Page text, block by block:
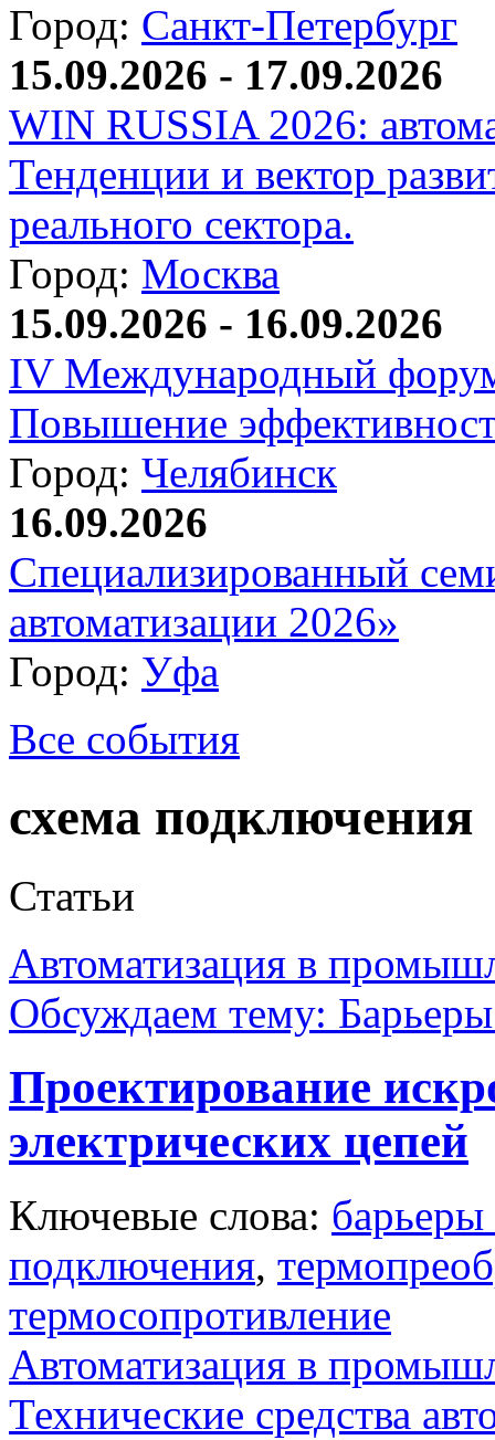
Город: Санкт-Петербург
15.09.2026 - 17.09.2026
WIN RUSSIA 2026:
Тенденции и вектор
реального сектора.
Город: Москва
15.09.2026 - 16.09.2026
IV Международный
Повышение
Город: Челябинск
16.09.2026
Специализированный
автоматизации 2026»
Город: Уфа
Все события
схема подключения
Статьи
Автоматизация в
Обсуждаем тему:
Проектирование
электрических цепей
Ключевые слова:
подключения,
термосопротивление
Автоматизация в
Технические средства